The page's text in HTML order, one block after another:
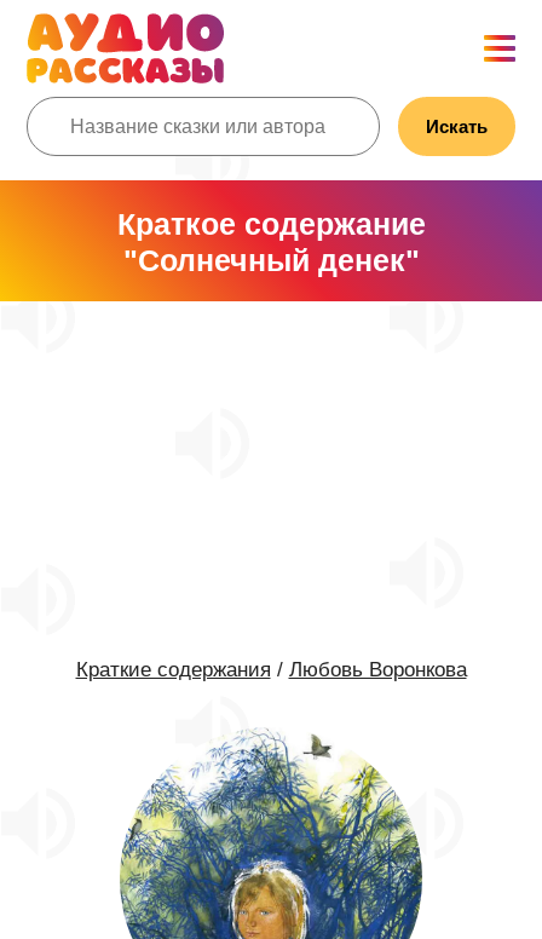
Искать
Краткое содержание
"Солнечный денек"
Краткие содержания / Любовь Воронкова